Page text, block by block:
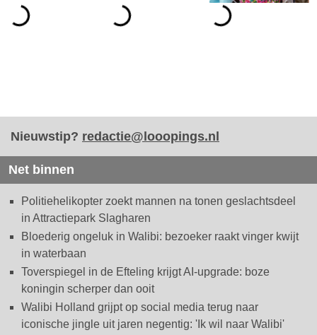
Nieuwstip? redactie@looopings.nl
Net binnen
Politiehelikopter zoekt mannen na tonen geslachtsdeel
in Attractiepark Slagharen
Bloederig ongeluk in Walibi: bezoeker raakt vinger kwijt
in waterbaan
Toverspiegel in de Efteling krijgt AI-upgrade: boze
koningin scherper dan ooit
Walibi Holland grijpt op social media terug naar
iconische jingle uit jaren negentig: 'Ik wil naar Walibi'